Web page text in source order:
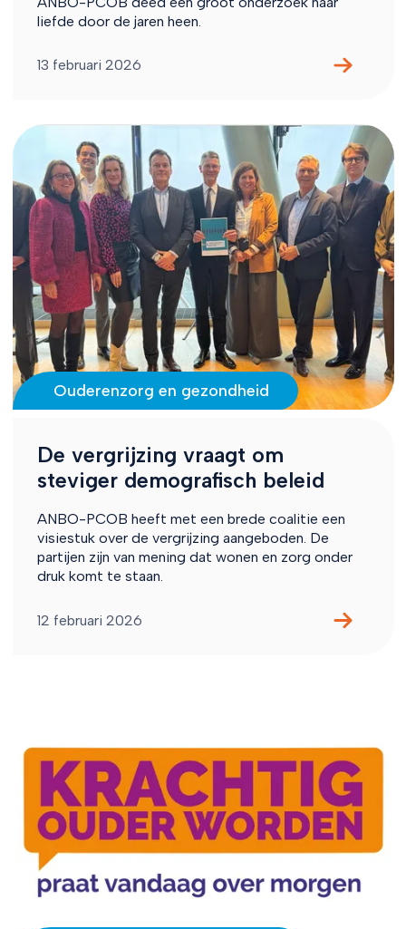
liefde door de jaren heen.
13 februari 2026
Ouderenzorg en gezondheid
De vergrijzing vraagt om
steviger demografisch beleid
ANBO-PCOB heeft met een brede coalitie een
visiestuk over de vergrijzing aangeboden. De
partijen zijn van mening dat wonen en zorg onder
druk komt te staan.
12 februari 2026